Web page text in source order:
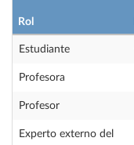
Rol
Estudiante
Profesora
Profesor
Experto externo del